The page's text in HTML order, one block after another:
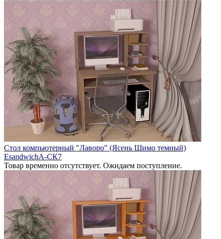
Стол компьютерный "Лаворо" (Ясень Шимо темный)
EsandwichA-СК7
Товар временно отсутствует. Ожидаем поступление.